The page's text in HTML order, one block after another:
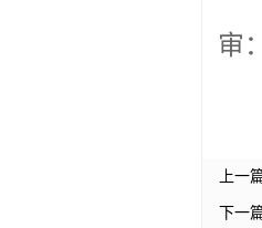
审
上一
下一